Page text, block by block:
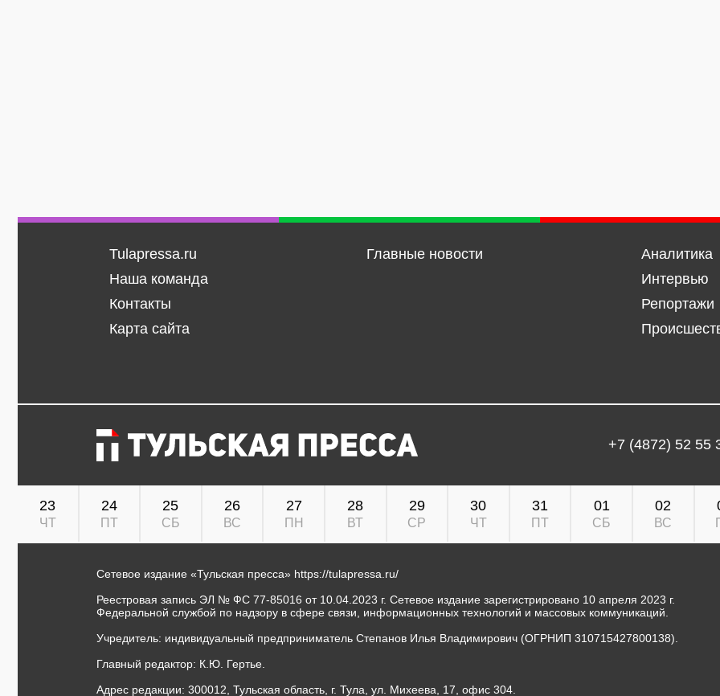
Tulapressa.ru
Наша команда
Контакты
Карта сайта
Главные новости
Аналитика
Интервью
Репортажи
+7 (4872) 52 55
23
ЧТ
24
ПТ
25
СБ
26
ВС
27
ПН
28
ВТ
29
СР
30
ЧТ
31
ПТ
01
СБ
02
ВС
Сетевое издание «Тульская пресса» https://tulapressa.ru/
Реестровая запись ЭЛ № ФС 77-85016 от 10.04.2023 г. Сетевое издание зарегистрировано 10 апреля 2023 г.
Федеральной службой по надзору в сфере связи, информационных технологий и массовых коммуникаций.
Учредитель: индивидуальный предприниматель Степанов Илья Владимирович (ОГРНИП 310715427800138).
Главный редактор: К.Ю. Гертье.
Адрес редакции: 300012, Тульская область, г. Тула, ул. Михеева, 17, офис 304.